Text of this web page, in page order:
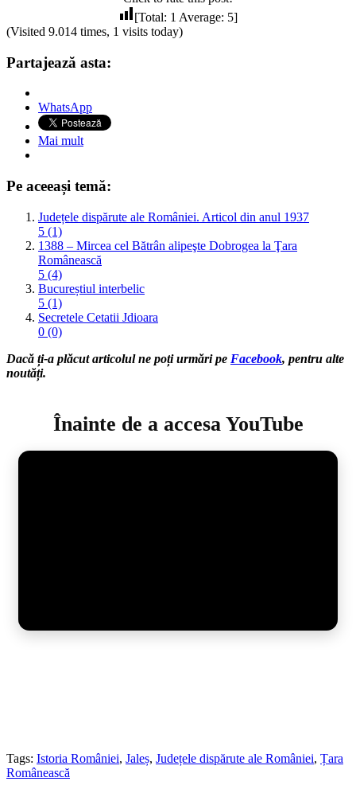
[Total: 1 Average: 5]
(Visited 9.014 times, 1 visits today)
Partajează asta:
WhatsApp
Mai mult
Pe aceeași temă:
Județele dispărute ale României. Articol din anul 1937
5 (1)
1388 – Mircea cel Bătrân alipeşte Dobrogea la Ţara
Românească
5 (4)
Bucureștiul interbelic
5 (1)
Secretele Cetatii Jdioara
0 (0)
Dacă ți-a plăcut articolul ne poți urmări pe Facebook, pentru alte
noutăți.
Înainte de a accesa YouTube
Tags: Istoria României, Jaleș, Județele dispărute ale României, Țara
Românească